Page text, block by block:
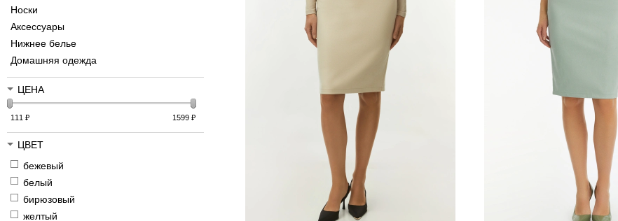
Носки
Аксессуары
Нижнее белье
Домашняя одежда
ЦЕНА
111 ₽ 1599₽
ЦВЕТ
бежевый
белый
бирюзовый
желтый